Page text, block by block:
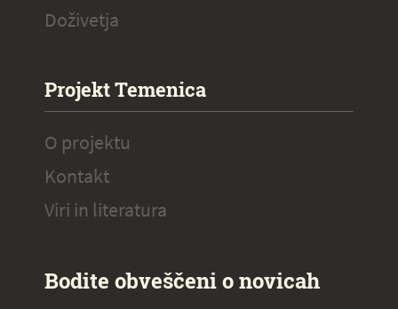
Doživetja
Projekt Temenica
O projektu
Kontakt
Viri in literatura
Bodite obveščeni o novicah